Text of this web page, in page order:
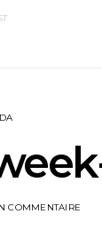
COMMENTAIRE